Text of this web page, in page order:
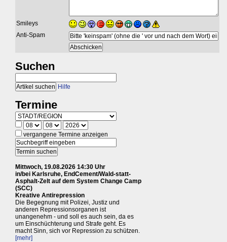
Smileys
Anti-Spam
Suchen
Hilfe
Termine
vergangene Termine anzeigen
Mittwoch, 19.08.2026 14:30 Uhr
in/bei Karlsruhe, EndCement/Wald-statt-
Asphalt-Zelt auf dem System Change Camp
(SCC)
Kreative Antirepression
Die Begegnung mit Polizei, Justiz und
anderen Repressionsorganen ist
unangenehm - und soll es auch sein, da es
um Einschüchterung und Strafe geht. Es
macht Sinn, sich vor Repression zu schützen.
[mehr]